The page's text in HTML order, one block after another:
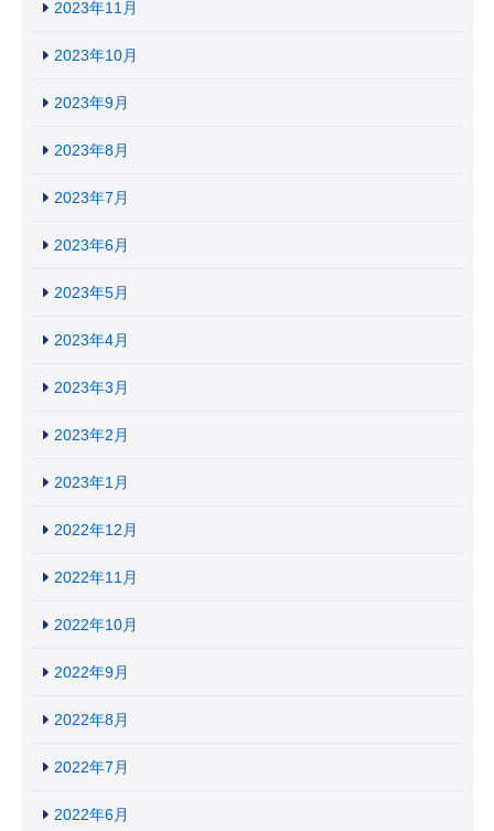
2023年11月
2023年10月
2023年9月
2023年8月
2023年7月
2023年6月
2023年5月
2023年4月
2023年3月
2023年2月
2023年1月
2022年12月
2022年11月
2022年10月
2022年9月
2022年8月
2022年7月
2022年6月